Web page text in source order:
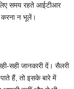
समय रहते आईटीआर
करना न भूलें।
सही जानकारी दें। सैलरी
हैं, तो इसके बारे में